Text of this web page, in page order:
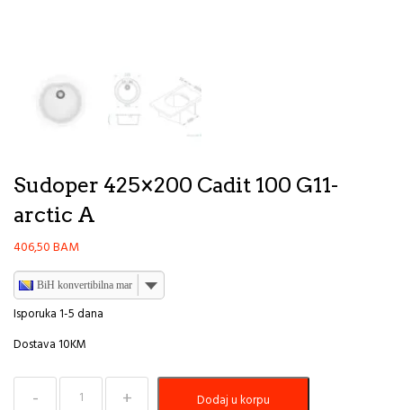
Sudoper 425×200 Cadit 100 G11-
arctic A
406,50BAM
BiH konvertibilna marka
Isporuka 1-5 dana
Dostava 10KM
Sudoper
425x200
Dodaj u korpu